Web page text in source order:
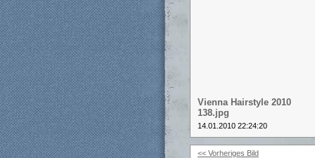
Vienna Hairstyle 2010
138.jpg
14.01.2010 22:24:20
<< Vorheriges Bild